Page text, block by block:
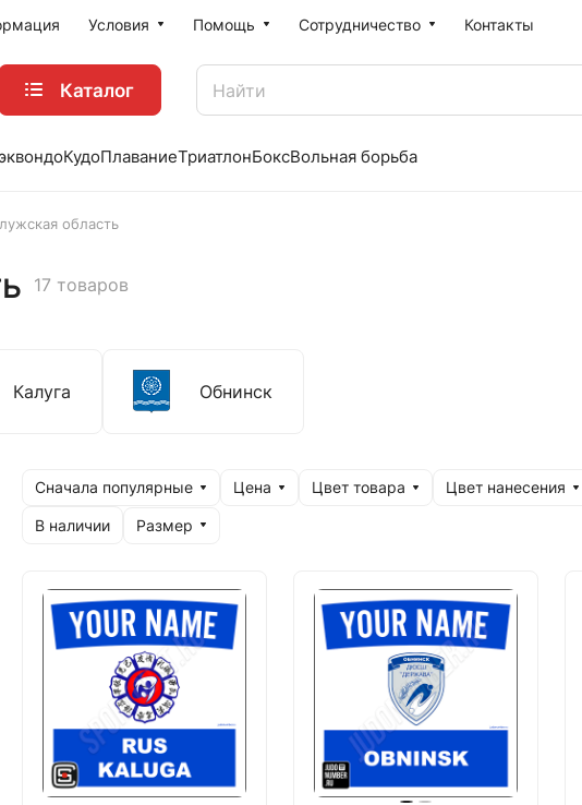
Условия Помощь Сотрудничество Контакты
Каталог
КудоПлаваниеТриатлонБоксВольная борьба
область
17 товаров
Калуга Обнинск
Сначала популярные Цена Цвет товара Цвет нанесения
В наличии Размер